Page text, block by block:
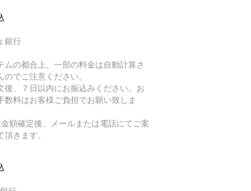
銀行
の都合上、一部の料金は自動計算さ
のでご注意ください。
、７日以内にお振込みください。お
数料はお客様ご負担でお願い致しま
額確定後、メールまたは電話にてご案
頂きます。